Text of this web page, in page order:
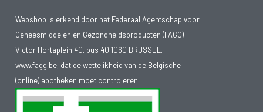
Webshop is erkend door het Federaal Agentschap voor
Geneesmiddelen en Gezondheidsproducten (FAGG)
Victor Hortaplein 40, bus 40 1060 BRUSSEL,
www.fagg.be, dat de wettelikheid van de Belgische
(online) apotheken moet controleren.